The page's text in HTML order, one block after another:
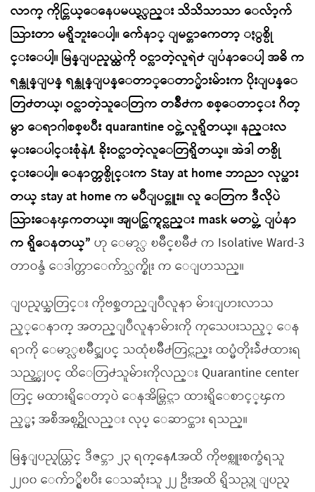
လာက္ ကိုင္တြယ္ေနေပမယ့္လည္း သိသိသာသာ ေလ်ာ့က်
သြားတာ မရွိဘူးေပါ့။ က်ေနာ္ ျမင္တာကေတာ့ ႏွစ္ပို
င္းေပါ့။ မြန္ျပည္နယ္ထဲကို ဝင္လာတဲ့လူရဲ႕ ျပႆနာေပါ့ အဓိ က
ရန္ကုန္ျပန္ ရန္ကုန္ျပန္ေတာ္ေတာ္မ်ားမ်ားက ပိုးျပန္ေ
တြ႕တယ္၊ ဝင္လာတဲ့သူေတြက တခ်ိဳ႕က စစ္ေတာင္း ဂိတ္
မွာ ေရာဂါစစ္ၿပီး quarantine ဝင္တဲ့လူရွိတယ္။ နည္းလ
မ္းေပါင္းစုံနဲ႔ ခိုးဝင္လာတဲ့လူေတြရွိတယ္။ အဲဒါ တစ္ပို
င္းေပါ့။ ေနာက္တစ္ပိုင္းက Stay at home ဘာညာ လုပ္ထား
တယ္ stay at home က မပီျပင္ဘူး။ လူ ေတြက ဒီလိုပဲ
သြားေနၾကတယ္။ အျပင္ထြက္ရင္လည္း mask မတပ္တဲ့ ျပႆနာ
က ရွိေနတယ္” ဟု ေမာ္လ ၿမိဳင္ၿမိဳ႕ က Isolative Ward-3
တာဝန္ခံ ေဒါက္တာေက်ာ္သက္စိုး က ေျပာသည္။
ျပည္နယ္အတြင္း ကိုဗစ္အတည္ျပဳလူနာ မ်ားျပားလာသ
ည့္ေနာက္ အတည္ျပဳလူနာမ်ားကို ကုသေပးသည့္ ေန
ရာကို ေမာ္လၿမိဳင္အျပင္ သထုံၿမိဳ႕တြင္လည္း ထပ္မံတိုးခ်ဲ႕ထားရ
သည့္အျပင္ ထိေတြ႕သူမ်ားကိုလည္း Quarantine center
တြင္ မထားရွိေတာ့ပဲ ေနအိမ္တြင္သာ ထားရွိေစာင့္ၾက
ည့္မႈ အစီအစဥ္ကိုလည္း လုပ္ ေဆာင္ထား ရသည္။
မြန္ျပည္နယ္တြင္ ဒီဇင္ဘာ ၂၃ ရက္ေန႔အထိ ကိုဗစ္ကူးစက္ခံရသူ
၂၂၀၀ ေက်ာ္ရွိၿပီး ေသဆုံးသူ ၂၂ ဦးအထိ ရွိသည္ဟု ျပည္န